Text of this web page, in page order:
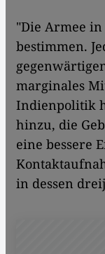
"Die Armee
bestimmen.
marginales
Indienpolitik
hinzu, die
eine bessere
in dessen